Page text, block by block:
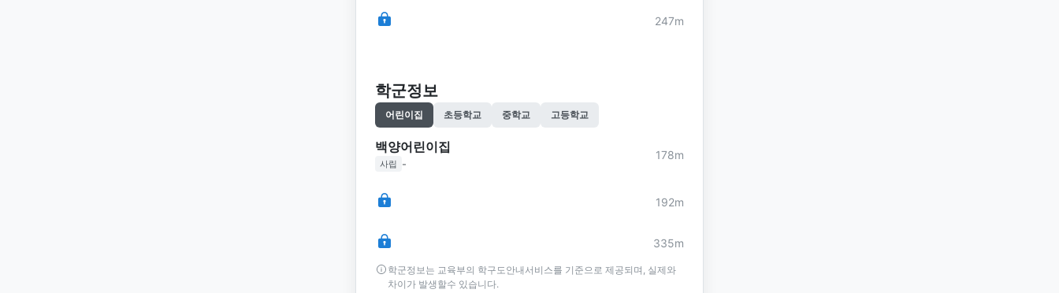
247m
학군정보
어린이집 초등학교 중학교 고등학교
백양어린이집
사립 -
178m
192m
335m
학군정보는 교육부의 학구도안내서비스를 기준으로 제공되며, 실제와
차이가 발생할수 있습니다.